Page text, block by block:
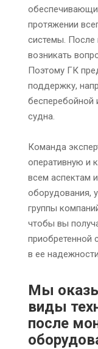
протяжении
системы. После
возникать
Поэтому ГК
поддержку,
бесперебойной
судна.
Команда
оперативную и
всем аспектам
оборудования,
группы
чтобы вы
приобретенной
в ее
Мы
виды
после